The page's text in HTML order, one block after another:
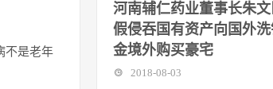
不是老年
河南辅仁药业董事长朱
假侵吞国有资产向国外
金境外购买豪宅
2018-08-03